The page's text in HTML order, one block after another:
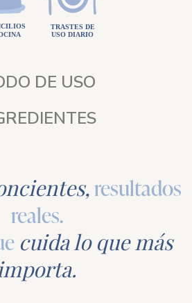
DE USO
resultados
reales.
cuida lo que más